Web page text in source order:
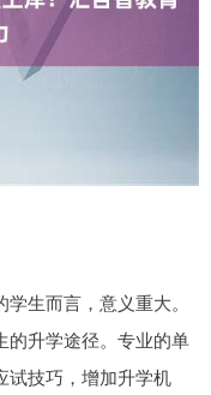
生而言，意义重大。
的升学途径。专业的单
试技巧，增加升学机